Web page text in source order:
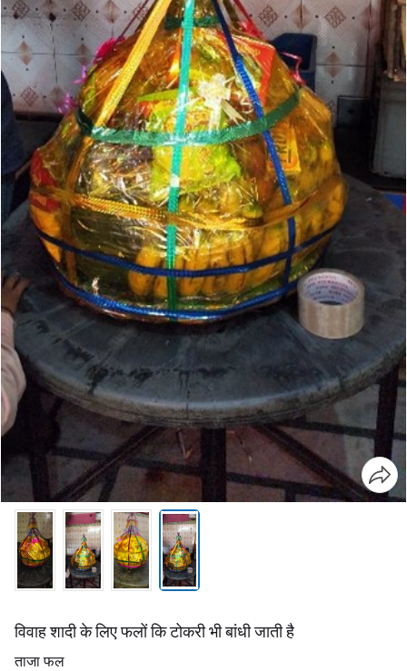
विवाह शादी के लिए फलों कि टोकरी भी बांधी जाती है
ताजा फल